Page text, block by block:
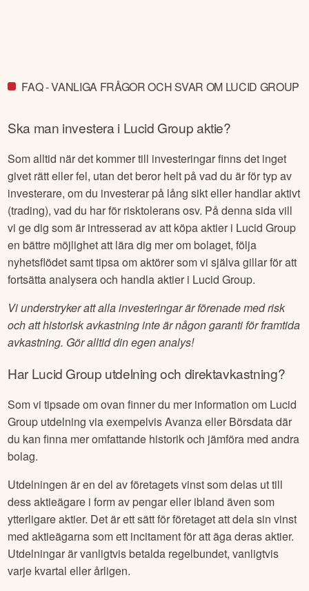
FAQ - VANLIGA FRÅGOR OCH SVAR OM LUCID GROUP
Ska man investera i Lucid Groupaktie?
Som alltid när det kommer till investeringar finns det inget
givet rätt eller fel, utan det beror helt på vad du är för typ av
investerare, om du investerar på lång sikt eller handlar aktivt
(trading), vad du har för risktolerans osv. På denna sida vill
vi ge dig som är intresserad av att köpa aktier i Lucid Group
en bättre möjlighet att lära dig mer om bolaget, följa
nyhetsflödet samt tipsa om aktörer som vi själva gillar för att
fortsätta analysera och handla aktier i Lucid Group.
Vi understryker att alla investeringar är förenade med risk
och att historisk avkastning inte är någon garanti för framtida
avkastning. Gör alltid din egen analys!
HarLucid Group utdelning och direktavkastning?
Som vi tipsade om ovan finner du mer information om Lucid
Group utdelning via exempelvis Avanza eller Börsdata där
du kan finna mer omfattande historik och jämföra med andra
bolag.
Utdelningen är en del av företagets vinst som delas ut till
dess aktieägare i form av pengar eller ibland även som
ytterligare aktier. Det är ett sätt för företaget att dela sin vinst
med aktieägarna som ett incitament för att äga deras aktier.
Utdelningar är vanligtvis betalda regelbundet, vanligtvis
varje kvartal eller årligen.